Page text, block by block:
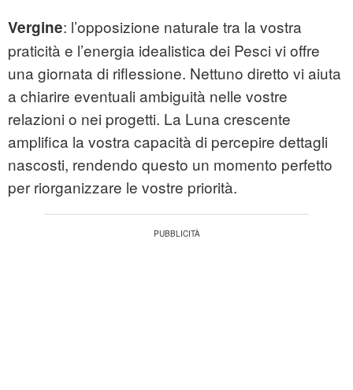
Vergine: l’opposizione naturale tra la vostra
praticità e l’energia idealistica dei Pesci vi offre
una giornata di riflessione. Nettuno diretto vi aiuta
a chiarire eventuali ambiguità nelle vostre
relazioni o nei progetti. La Luna crescente
amplifica la vostra capacità di percepire dettagli
nascosti, rendendo questo un momento perfetto
per riorganizzare le vostre priorità.